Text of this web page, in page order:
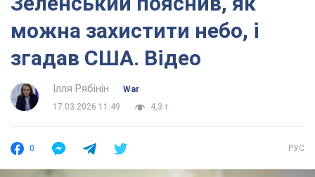
можна захистити небо, і
згадав США. Відео
Ілля Рябінін
War
17.03.2026 11:49
4,3 т.
0 РУС